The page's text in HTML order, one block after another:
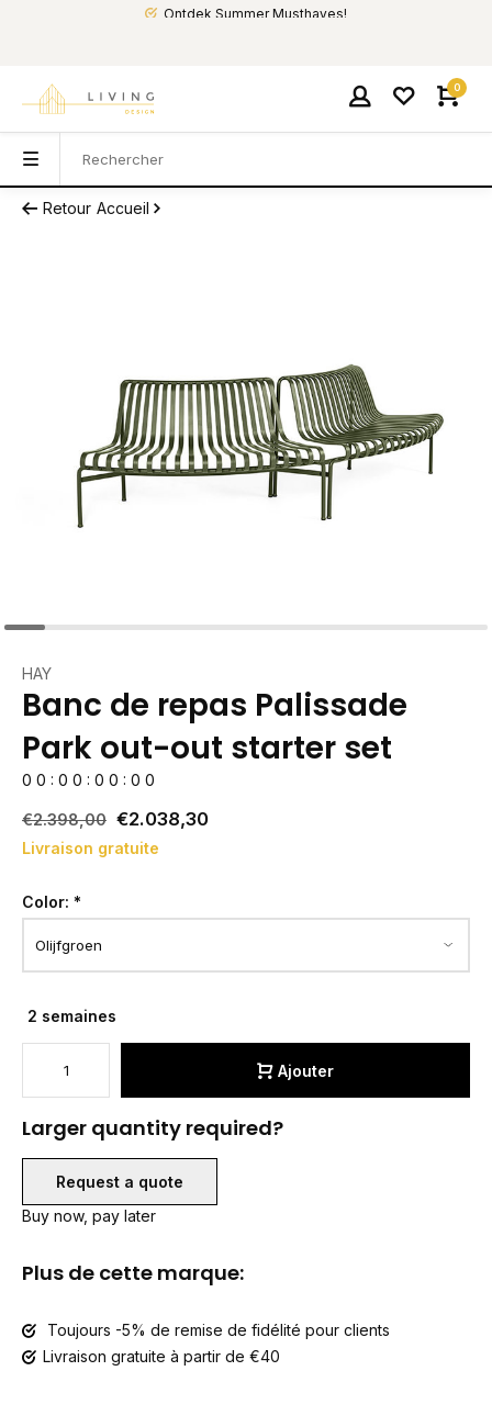
Ontdek Summer Musthaves!
0
Retour Accueil
HAY
Banc de repas Palissade
Park out-out starter set
0 0 : 0 0 : 0 0 : 0 0
€2.398,00 €2.038,30
Livraison gratuite
Color: *
2 semaines
Ajouter
Larger quantity required?
Request a quote
Buy now, pay later
Plus de cette marque:
Toujours -5% de remise de fidélité pour clients
Livraison gratuite à partir de €40